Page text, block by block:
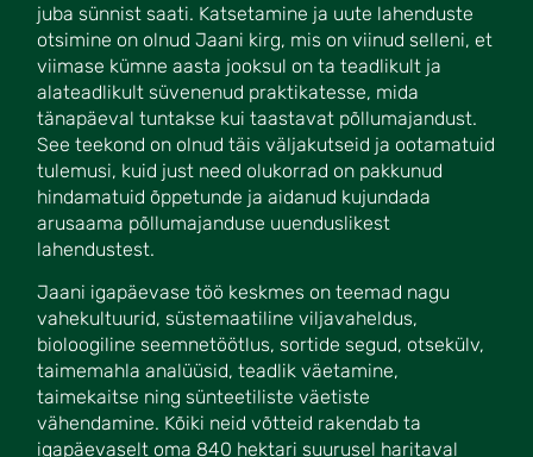
juba sünnist saati. Katsetamine ja uute lahenduste
otsimine on olnud Jaani kirg, mis on viinud selleni, et
viimase kümne aasta jooksul on ta teadlikult ja
alateadlikult süvenenud praktikatesse, mida
tänapäeval tuntakse kui taastavat põllumajandust.
See teekond on olnud täis väljakutseid ja ootamatuid
tulemusi, kuid just need olukorrad on pakkunud
hindamatuid õppetunde ja aidanud kujundada
arusaama põllumajanduse uuenduslikest
lahendustest.
Jaani igapäevase töö keskmes on teemad nagu
vahekultuurid, süstemaatiline viljavaheldus,
bioloogiline seemnetöötlus, sortide segud, otsekülv,
taimemahla analüüsid, teadlik väetamine,
taimekaitse ning sünteetiliste väetiste
vähendamine. Kõiki neid võtteid rakendab ta
igapäevaselt oma 840 hektari suurusel haritaval